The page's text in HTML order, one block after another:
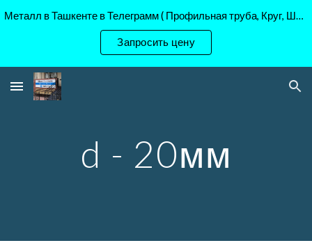
Skip to navigation
Металл в Ташкенте в Телеграмм ( Профильная труба, Круг, Шестигранник Ст45, 40Х, )
Запросить цену
d - 20мм